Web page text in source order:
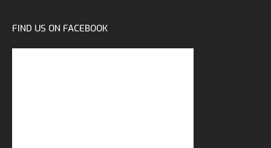
FIND US ON FACEBOOK